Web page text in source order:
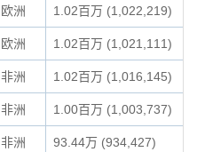
欧洲 1.02百万 (1,022,219)
欧洲 1.02百万 (1,021,111)
非洲 1.02百万 (1,016,145)
非洲 1.00百万 (1,003,737)
非洲 93.44万 (934,427)